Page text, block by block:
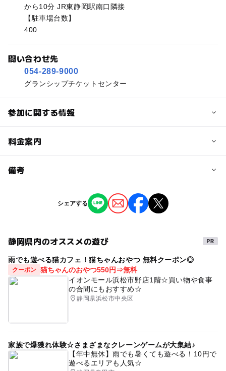
から10分 JR東静岡駅南口隣接
【駐車場台数】
400
問い合わせ先
054-289-9000
グランシップチケットセンター
参加に関する情報
予約/応募
料金案内
料金について
ども・学生1,000円（S・A席のみ） ※こども・学生は28
歳以下の学生
備考
※掲載の情報は天候や主催者側の都合などにより変更にな
ることがあります。
シェアする
静岡県内のオススメの遊び
雨でも遊べる猫カフェ！猫ちゃんおやつ 無料クーポン◎
クーポン 猫ちゃんのおやつ550円⇒無料
イオンモール浜松市野店1階☆買い物や食事
の合間にもおすすめ☆
静岡県浜松市中央区
家族で爆獲れ体験☆さまざまなクレーンゲームが大集結♪
【年中無休】雨でも暑くても遊べる！10円で
遊べるエリアも人気☆